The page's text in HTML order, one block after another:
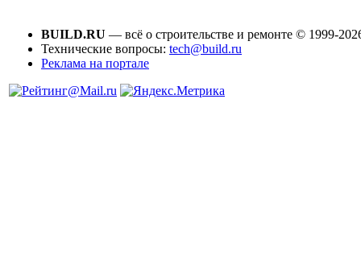
BUILD.RU — всё о строительстве и ремонте © 1999-
Технические вопросы: tech@build.ru
Реклама на портале